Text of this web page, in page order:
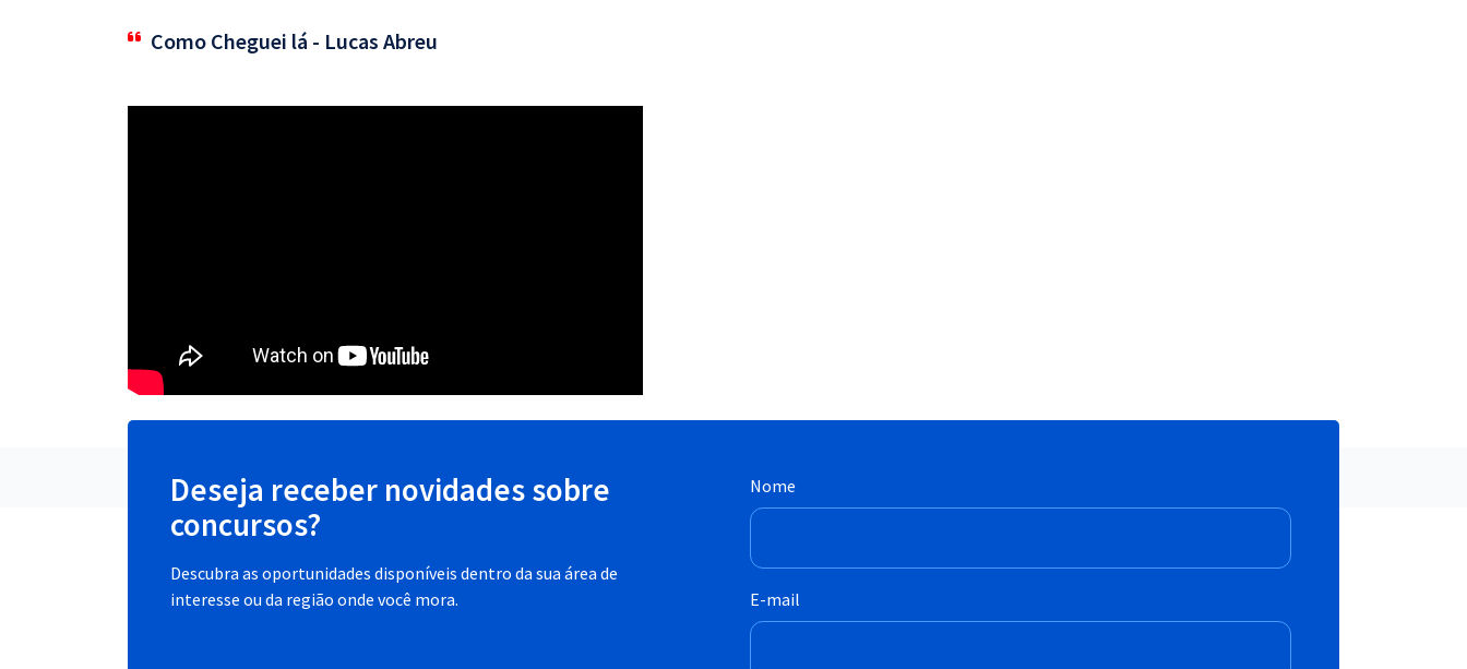
Como Cheguei lá - Lucas Abreu
Deseja receber novidades sobre
concursos?
Descubra as oportunidades disponíveis dentro da sua área de
interesse ou da região onde você mora.
Nome
E-mail